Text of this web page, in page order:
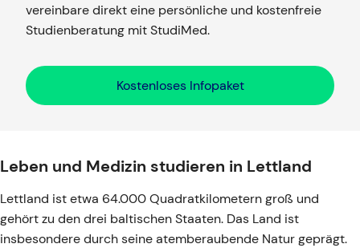
vereinbare direkt eine persönliche und kostenfreie
Studienberatung mit StudiMed.
Kostenloses Infopaket
Leben und Medizin studieren in Lettland
Lettland ist etwa 64.000 Quadratkilometern groß und
gehört zu den drei baltischen Staaten. Das Land ist
insbesondere durch seine atemberaubende Natur geprägt.